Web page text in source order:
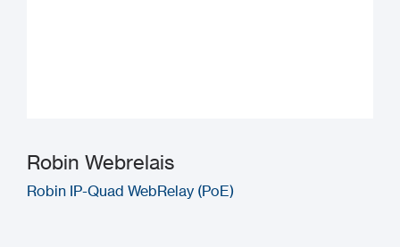
Robin Webrelais
Robin IP-Quad WebRelay (PoE)